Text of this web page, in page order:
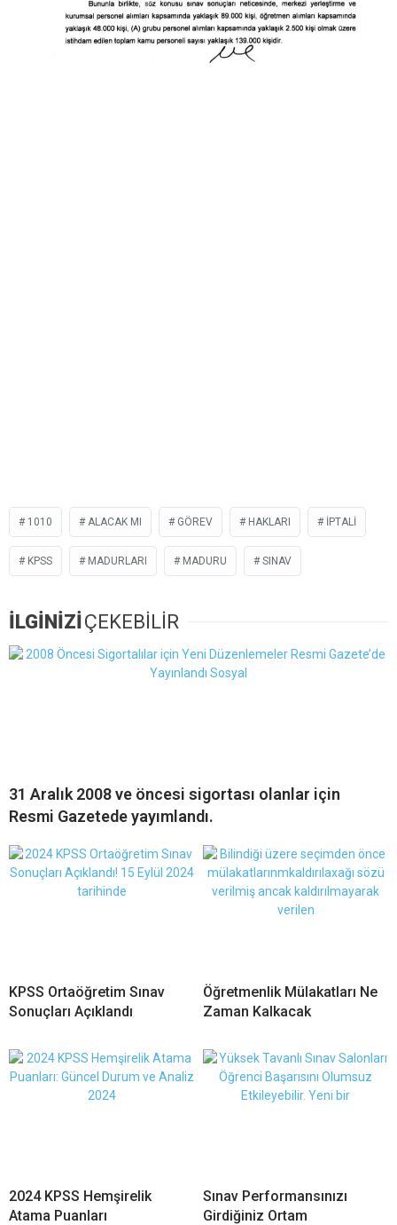
1010 ALACAK MI GÖREV HAKLARI IPTALI
KPSS MADURLARI MADURU SINAV
İLGİNİZİ ÇEKEBİLİR
31 Aralık 2008 ve öncesi sigortası olanlar için
Resmi Gazetede yayımlandı.
KPSS Ortaöğretim Sınav
Sonuçları Açıklandı
Öğretmenlik Mülakatları Ne
Zaman Kalkacak
2024 KPSS Hemşirelik
Atama Puanları
Sınav Performansınızı
Girdiğiniz Ortam